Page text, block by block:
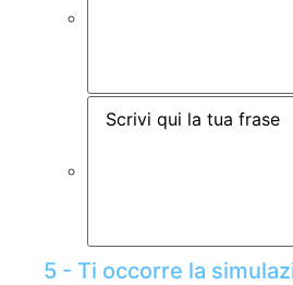
5 - Ti occorre la